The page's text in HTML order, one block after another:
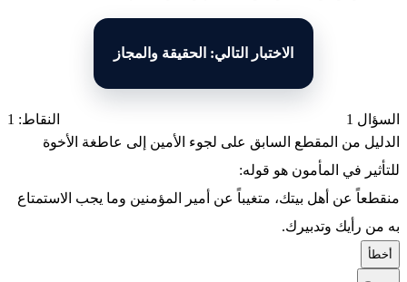
الاختبار التالي: الحقيقة والمجاز
السؤال 1
النقاط: 1
الدليل من المقطع السابق على لجوء الأمين إلى عاطغة الأخوة
للتأثير في المأمون هو قوله:
منقطعاً عن أهل بيتك، متغيباً عن أمير المؤمنين وما يجب الاستمتاع
به من رأيك وتدبيرك.
خطأ